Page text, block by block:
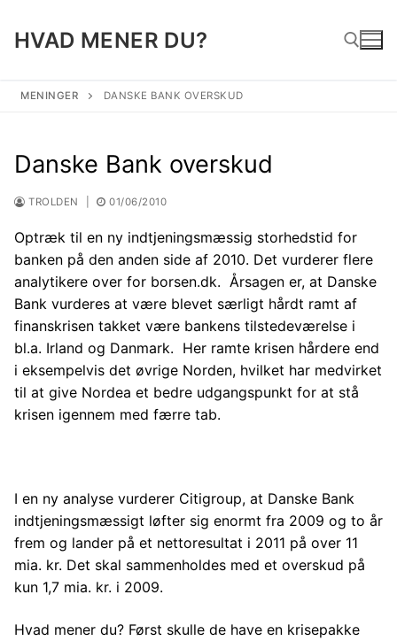
HVAD MENER DU?
MENINGER DANSKE BANK OVERSKUD
Danske Bank overskud
TROLDEN 01/06/2010
Optræk til en ny indtjeningsmæssig storhedstid for
banken på den anden side af 2010. Det vurderer flere
analytikere over for borsen.dk. Årsagen er, at Danske
Bank vurderes at være blevet særligt hårdt ramt af
finanskrisen takket være bankens tilstedeværelse i
bl.a. Irland og Danmark. Her ramte krisen hårdere end
i eksempelvis det øvrige Norden, hvilket har medvirket
til at give Nordea et bedre udgangspunkt for at stå
krisen igennem med færre tab.
I en ny analyse vurderer Citigroup, at Danske Bank
indtjeningsmæssigt løfter sig enormt fra 2009 og to år
frem og lander på et nettoresultat i 2011 på over 11
mia. kr. Det skal sammenholdes med et overskud på
kun 1,7 mia. kr. i 2009.
Hvad mener du? Først skulle de have en krisepakke